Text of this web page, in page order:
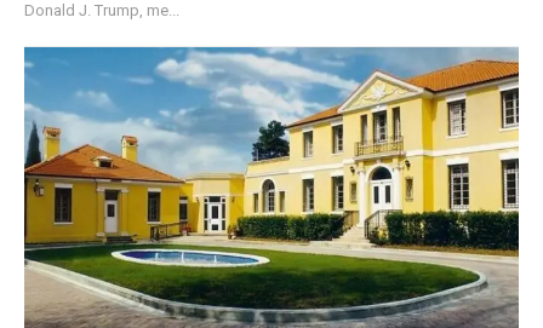
Donald J. Trump, me...